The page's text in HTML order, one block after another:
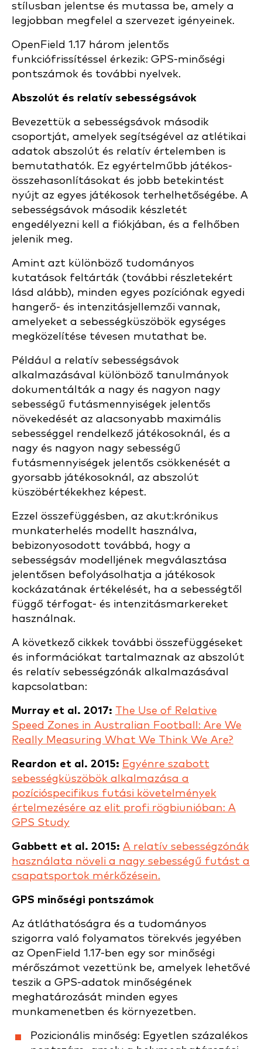
stílusban jelentse és mutassa be, amely a
legjobban megfelel a szervezet igényeinek.
OpenField 1.17 három jelentős
funkciófrissítéssel érkezik: GPS-minőségi
pontszámok és további nyelvek.
Abszolút és relatív sebességsávok
Bevezettük a sebességsávok második
csoportját, amelyek segítségével az atlétikai
adatok abszolút és relatív értelemben is
bemutathatók. Ez egyértelműbb játékos-
összehasonlításokat és jobb betekintést
nyújt az egyes játékosok terhelhetőségébe. A
sebességsávok második készletét
engedélyezni kell a fiókjában, és a felhőben
jelenik meg.
Amint azt különböző tudományos
kutatások feltárták (további részletekért
lásd alább), minden egyes pozíciónak egyedi
hangerő- és intenzitásjellemzői vannak,
amelyeket a sebességküszöbök egységes
megközelítése tévesen mutathat be.
Például a relatív sebességsávok
alkalmazásával különböző tanulmányok
dokumentálták a nagy és nagyon nagy
sebességű futásmennyiségek jelentős
növekedését az alacsonyabb maximális
sebességgel rendelkező játékosoknál, és a
nagy és nagyon nagy sebességű
futásmennyiségek jelentős csökkenését a
gyorsabb játékosoknál, az abszolút
küszöbértékekhez képest.
Ezzel összefüggésben, az akut:krónikus
munkaterhelés modellt használva,
bebizonyosodott továbbá, hogy a
sebességsáv modelljének megválasztása
jelentősen befolyásolhatja a játékosok
kockázatának értékelését, ha a sebességtől
függő térfogat- és intenzitásmarkereket
használnak.
A következő cikkek további összefüggéseket
és információkat tartalmaznak az abszolút
és relatív sebességzónák alkalmazásával
kapcsolatban:
Murray et al. 2017: The Use of Relative
Speed Zones in Australian Football: Are We
Really Measuring What We Think We Are?
Reardon et al. 2015: Egyénre szabott
sebességküszöbök alkalmazása a
pozícióspecifikus futási követelmények
értelmezésére az elit profi rögbiunióban: A
GPS Study
Gabbett et al. 2015: A relatív sebességzónák
használata növeli a nagy sebességű futást a
csapatsportok mérkőzésein.
GPS minőségi pontszámok
Az átláthatóságra és a tudományos
szigorra való folyamatos törekvés jegyében
az OpenField 1.17-ben egy sor minőségi
mérőszámot vezettünk be, amelyek lehetővé
teszik a GPS-adatok minőségének
meghatározását minden egyes
munkamenetben és környezetben.
Pozicionális minőség: Egyetlen százalékos